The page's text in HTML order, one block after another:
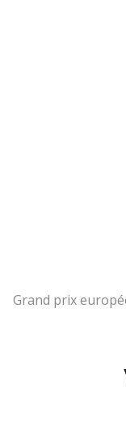
Grand prix